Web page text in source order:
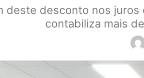
deste desconto nos juros
contabiliza mais